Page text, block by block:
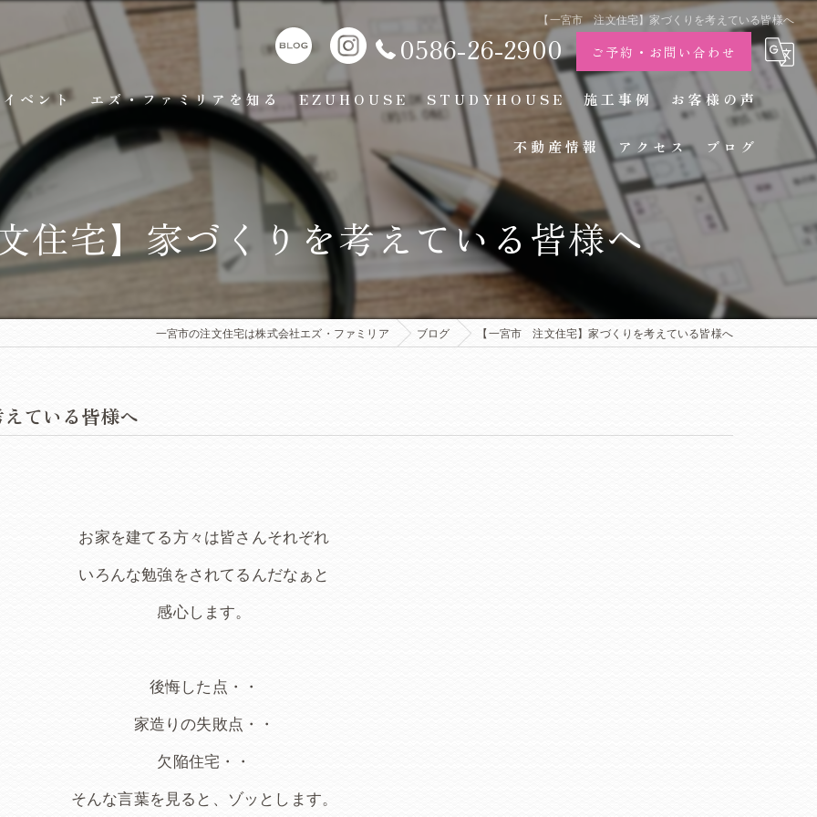
【一宮市 注文住宅】家づくりを考えている皆様へ
0586-26-2900 ご予約・お問い合わせ
イベント エズ・ファミリアを知る EZUHOUSE STUDYHOUSE 施工事例 お客様の声
不動産情報 アクセス ブログ
宅】家づくりを考えている皆様へ
一宮市の注文住宅は株式会社エズ・ファミリア ブログ 【一宮市 注文住宅】家づくりを考えている皆様へ
ている皆様へ
お家を建てる方々は皆さんそれぞれ
いろんな勉強をされてるんだなぁと
感心します。
後悔した点・・
家造りの失敗点・・
欠陥住宅・・
そんな言葉を見ると、ゾッとします。